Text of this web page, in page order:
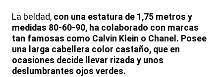
La beldad, con una estatura de 1,75 metros y
medidas 80-60-90, ha colaborado con marcas
tan famosas como Calvin Klein o Chanel. Posee
una larga cabellera color castaño, que en
ocasiones decide llevar rizada y unos
deslumbrantes ojos verdes.